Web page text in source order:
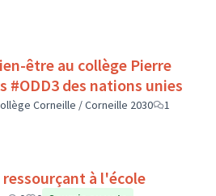
être au collège Pierre
#ODD3 des nations unies
Corneille / Corneille 2030
1
ressourçant à l'école